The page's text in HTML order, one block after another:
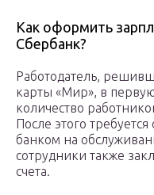
Как оформить
Сбербанк?
Работодатель,
карты «Мир», в
количество
После этого
банком на
сотрудники также
счета.